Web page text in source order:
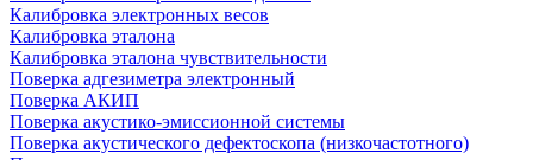
Калибровка электронных весов
Калибровка эталона
Калибровка эталона чувствительности
Поверка адгезиметра электронный
Поверка АКИП
Поверка акустико-эмиссионной системы
Поверка акустического дефектоскопа (низкочастотного)